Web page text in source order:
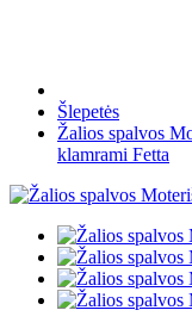
Šlepetės
Žalios spalvos
klamrami Fetta